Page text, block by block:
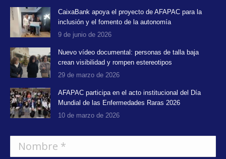
CaixaBank apoya el proyecto de AFAPAC para la
inclusión y el fomento de la autonomía
9 de junio de 2026
Nuevo vídeo documental: personas de talla baja
crean visibilidad y rompen estereotipos
29 de marzo de 2026
AFAPAC participa en el acto institucional del Día
Mundial de las Enfermedades Raras 2026
10 de marzo de 2026